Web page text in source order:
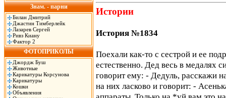
Знам. - парни
Билан Дмитрий
Джастин Тимберлейк
Лазарев Сергей
Ривз Киану
Фактор 2
ФОТОПРИКОЛЫ
Джордж Буш
Животные
Карикатуры Корсунова
Карикатуры
Кошки
Объявления
Истории
История №1834
Поехали как-то с сестрой и ее
естественно. Дед весь в медалях
говорит ему: - Дедуль, расскажи
на них ласково и говорит: -